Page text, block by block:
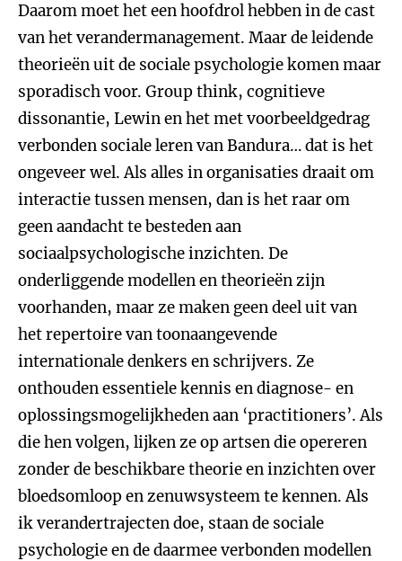
Daarom moet het een hoofdrol hebben in de cast
van het verandermanagement. Maar de leidende
theorieën uit de sociale psychologie komen maar
sporadisch voor. Group think, cognitieve
dissonantie, Lewin en het met voorbeeldgedrag
verbonden sociale leren van Bandura… dat is het
ongeveer wel. Als alles in organisaties draait om
interactie tussen mensen, dan is het raar om
geen aandacht te besteden aan
sociaalpsychologische inzichten. De
onderliggende modellen en theorieën zijn
voorhanden, maar ze maken geen deel uit van
het repertoire van toonaangevende
internationale denkers en schrijvers. Ze
onthouden essentiele kennis en diagnose- en
oplossingsmogelijkheden aan ‘practitioners’. Als
die hen volgen, lijken ze op artsen die opereren
zonder de beschikbare theorie en inzichten over
bloedsomloop en zenuwsysteem te kennen. Als
ik verandertrajecten doe, staan de sociale
psychologie en de daarmee verbonden modellen